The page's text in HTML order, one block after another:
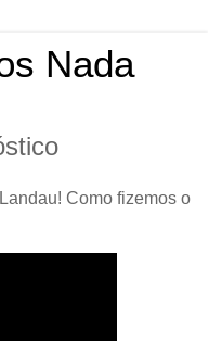
Nada
Como fizemos o